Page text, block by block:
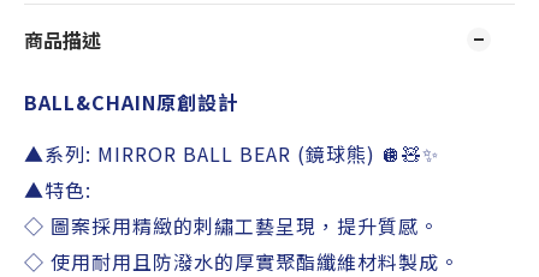
商品描述
BALL&CHAIN原創設計
▲系列: MIRROR BALL BEAR (鏡球熊) 🪩🧸✨
▲特色:
◇ 圖案採用精緻的刺繡工藝呈現，提升質感。
◇ 使用耐用且防潑水的厚實聚酯纖維材料製成。